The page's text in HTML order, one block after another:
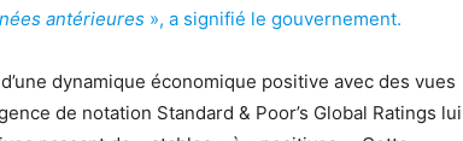
antérieures », a signifié le gouvernement.
dynamique économique positive avec des vues
de notation Standard & Poor’s Global Ratings lui